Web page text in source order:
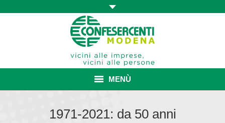
MENÙ
1971-2021: da 50 anni